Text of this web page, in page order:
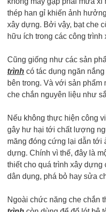
thép han gỉ khiến ảnh
xây dựng. Bởi vậy, bạt che
hữu ích trong các công trình
Cũng giống như các sản
trình có tác dụng ngăn
bên trong. Và với sản
che chắn nguyên liệu như
Nếu không thực hiện công
gây hư hại tới chất lượng
măng đóng cứng lại dẫn
dựng. Chính vì thế, đây là
thiết cho quá trình xây dựng
dân dụng, phá bỏ hay sửa
Ngoài chức năng che chắn